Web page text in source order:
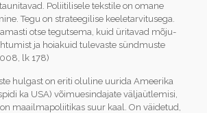
Poliitilisele tekstile on omane
Tegu on strateegilise keeletarvitusega.
otse tegutsema, kuid üritavad mõju­
ja hoiakuid tulevaste sündmuste
lk 178)
hulgast on eriti oluline uurida Ameerika
ka USA) võimuesindajate väljaütlemisi,
maailmapoliitikas suur kaal. On väidetud,